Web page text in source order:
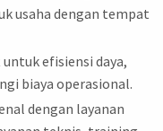
usaha dengan tempat
efisiensi daya,
biaya operasional.
dengan layanan